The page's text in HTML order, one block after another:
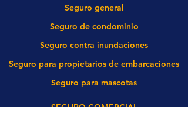
Seguro general
Seguro de condominio
Seguro contra inundaciones
Seguro para propietarios de embarcaciones
Seguro para mascotas
SEGURO COMERCIAL